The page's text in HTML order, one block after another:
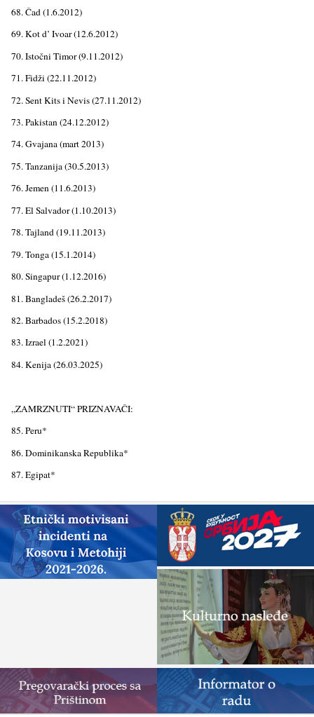
68. Čad (1.6.2012)
69. Kot d’ Ivoar (12.6.2012)
70. Istočni Timor (9.11.2012)
71. Fidži (22.11.2012)
72. Sent Kits i Nevis (27.11.2012)
73. Pakistan (24.12.2012)
74. Gvajana (mart 2013)
75. Tanzanija (30.5.2013)
76. Jemen (11.6.2013)
77. El Salvador (1.10.2013)
78. Tajland (19.11.2013)
79. Tonga (15.1.2014)
80. Singapur (1.12.2016)
81. Bangladeš (26.2.2017)
82. Barbados (15.2.2018)
83. Izrael (1.2.2021)
84. Kenija (26.03.2025)
„ZAMRZNUTI“ PRIZNAVAČI:
85. Peru*
86. Dominikanska Republika*
87. Egipat*